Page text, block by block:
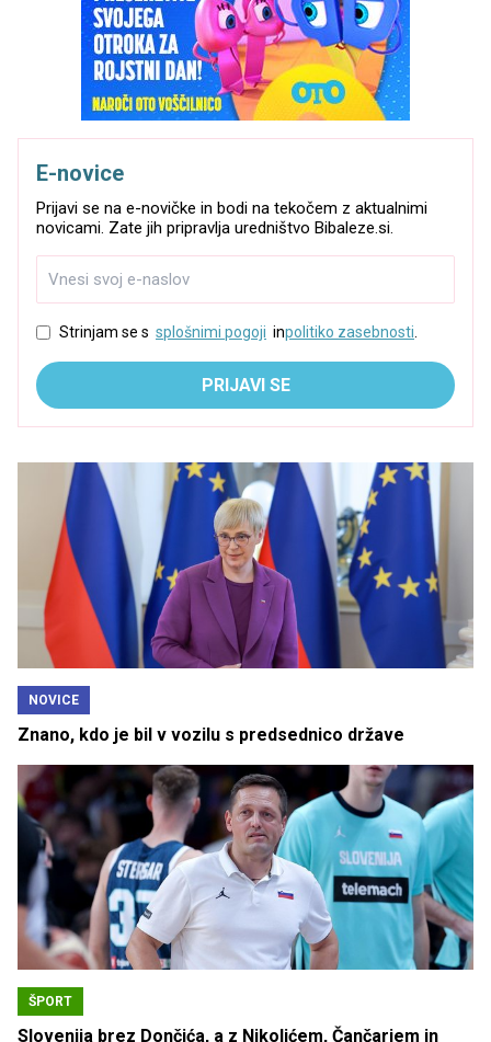
E-novice
Prijavi se na e-novičke in bodi na tekočem z aktualnimi
novicami. Zate jih pripravlja uredništvo Bibaleze.si.
Strinjam se s splošnimi pogoji inpolitiko zasebnosti.
PRIJAVI SE
NOVICE
Znano, kdo je bil v vozilu s predsednico države
ŠPORT
Slovenija brez Dončića, a z Nikolićem, Čančarjem in